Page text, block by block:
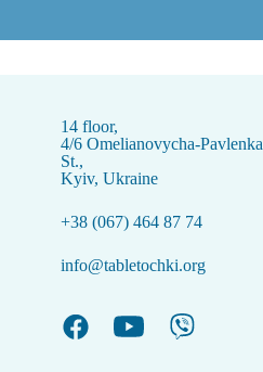
14 floor,
4/6 Omelianovycha-Pavlenka
St.,
Kyiv, Ukraine
+38 (067) 464 87 74
info@tabletochki.org